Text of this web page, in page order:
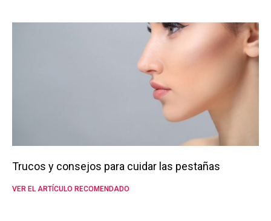
Trucos y consejos para cuidar las pestañas
VER EL ARTÍCULO RECOMENDADO